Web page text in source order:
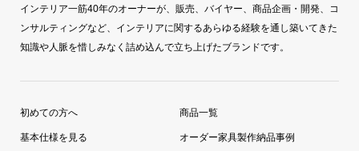
インテリア一筋40年のオーナーが、販売、バイヤー、商品企画・開発、コ
ンサルティングなど、インテリアに関するあらゆる経験を通し築いてきた
知識や人脈を惜しみなく詰め込んで立ち上げたブランドです。
初めての方へ
基本仕様を見る
商品一覧
オーダー家具製作納品事例